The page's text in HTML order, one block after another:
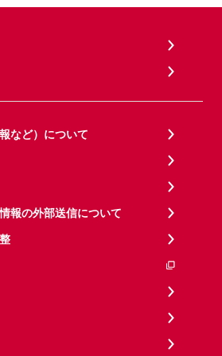
など）について
報の外部送信について